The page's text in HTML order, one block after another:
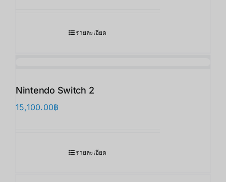
รายละเอียด
Nintendo Switch 2
15,100.00฿
รายละเอียด